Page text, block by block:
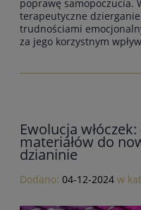
poprawę samopoczucia.
terapeutyczne
trudnościami
za jego korzystnym
Ewolucja
materiałów do
dzianinie
Dodano: 04-12-2024 w